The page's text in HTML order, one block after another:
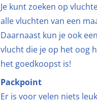
Je kunt zoeken op
alle vluchten van een
Daarnaast kun je ook
vlucht die je op het oog
het goedkoopst is!
Packpoint
Er is voor velen niets